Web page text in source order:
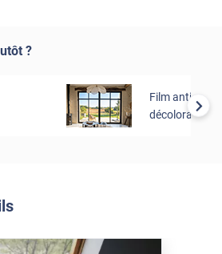
?
Film anti-uv et
décoloration